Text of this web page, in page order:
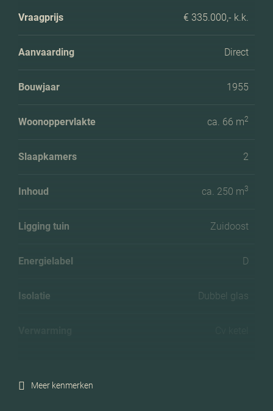
Vraagprijs € 335.000,- k.k.
Aanvaarding Direct
Bouwjaar 1955
Woonoppervlakte ca. 66 m2
Slaapkamers 2
Inhoud ca. 250 m3
Ligging tuin Zuidoost
Energielabel D
Isolatie Dubbel glas
Meer kenmerken